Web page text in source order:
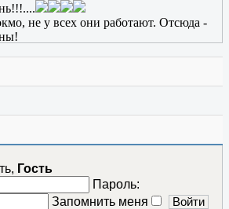
не у всех они работают. Отсюда -
Гость
Пароль:
Запомнить меня